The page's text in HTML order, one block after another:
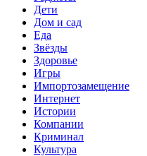
Дети
Дом и сад
Еда
Звёзды
Здоровье
Игры
Импортозамещение
Интернет
Истории
Компании
Криминал
Культура